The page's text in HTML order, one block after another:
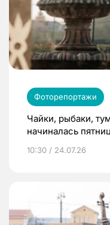
Фоторепортажи
Чайки, рыбаки,
начиналась
10:30 / 24.07.26